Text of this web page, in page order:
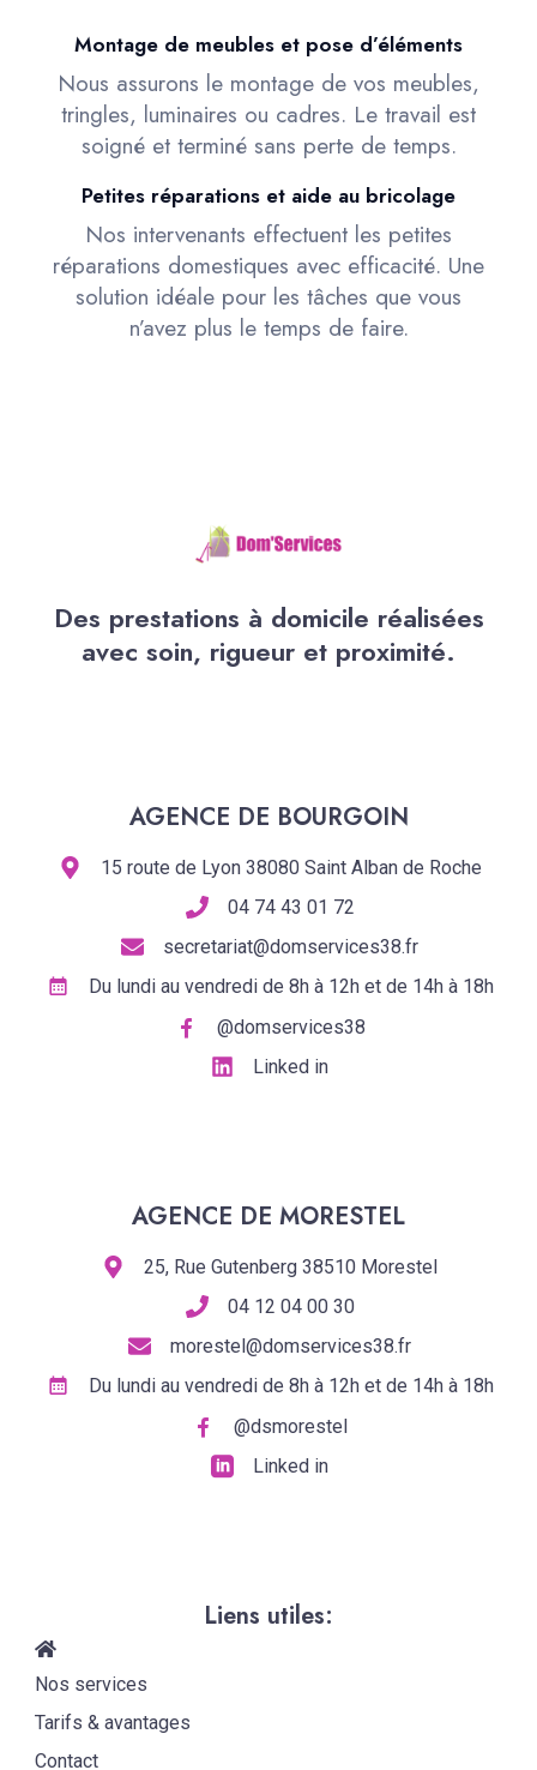
Montage de meubles et pose d’éléments
Nous assurons le montage de vos meubles,
tringles, luminaires ou cadres. Le travail est
soigné et terminé sans perte de temps.
Petites réparations et aide au bricolage
Nos intervenants effectuent les petites
réparations domestiques avec efficacité. Une
solution idéale pour les tâches que vous
n’avez plus le temps de faire.
Des prestations à domicile réalisées
avec soin, rigueur et proximité.
AGENCE DE BOURGOIN
15 route de Lyon 38080 Saint Alban de Roche
04 74 43 01 72
secretariat@domservices38.fr
Du lundi au vendredi de 8h à 12h et de 14h à 18h
@domservices38
Linked in
AGENCE DE MORESTEL
25, Rue Gutenberg 38510 Morestel
04 12 04 00 30
morestel@domservices38.fr
Du lundi au vendredi de 8h à 12h et de 14h à 18h
@dsmorestel
Linked in
Liens utiles:
Nos services
Tarifs & avantages
Contact